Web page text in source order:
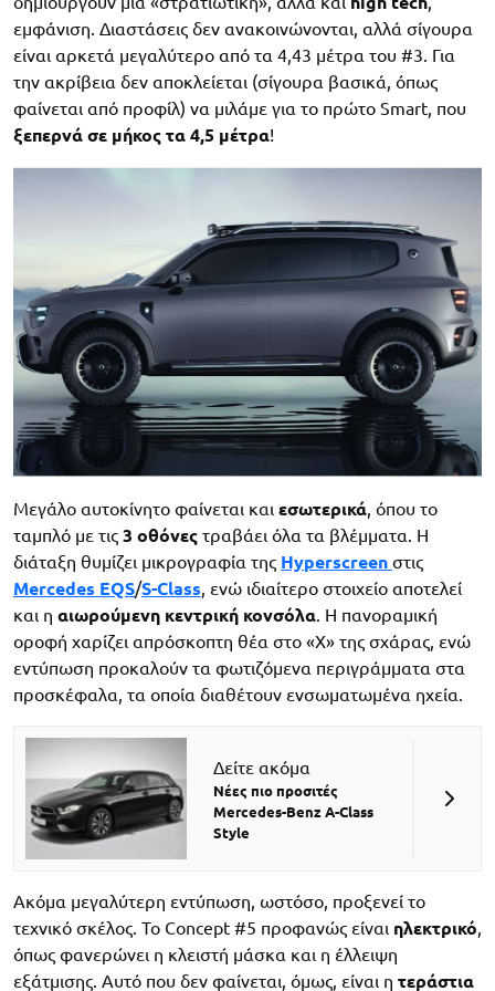
εμφάνιση. Διαστάσεις δεν ανακοινώνονται, αλλά σίγουρα
είναι αρκετά μεγαλύτερο από τα 4,43 μέτρα του #3. Για
την ακρίβεια δεν αποκλείεται (σίγουρα βασικά, όπως
φαίνεται από προφίλ) να μιλάμε για το πρώτο Smart, που
ξεπερνά σε μήκος τα 4,5 μέτρα!
Μεγάλο αυτοκίνητο φαίνεται και εσωτερικά, όπου το
ταμπλό με τις 3 οθόνες τραβάει όλα τα βλέμματα. Η
διάταξη θυμίζει μικρογραφία της Hyperscreen στις
Mercedes EQS/S-Class, ενώ ιδιαίτερο στοιχείο αποτελεί
και η αιωρούμενη κεντρική κονσόλα. Η πανοραμική
οροφή χαρίζει απρόσκοπτη θέα στο «X» της σχάρας, ενώ
εντύπωση προκαλούν τα φωτιζόμενα περιγράμματα στα
προσκέφαλα, τα οποία διαθέτουν ενσωματωμένα ηχεία.
Δείτε ακόμα
Νέες πιο προσιτές
Mercedes-Benz A-Class
Style
Ακόμα μεγαλύτερη εντύπωση, ωστόσο, προξενεί το
τεχνικό σκέλος. Το Concept #5 προφανώς είναι ηλεκτρικό,
όπως φανερώνει η κλειστή μάσκα και η έλλειψη
εξάτμισης. Αυτό που δεν φαίνεται, όμως, είναι η τεράστια